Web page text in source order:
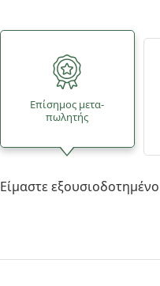
Επίσημος μετα­
πωλητής
Είμαστε